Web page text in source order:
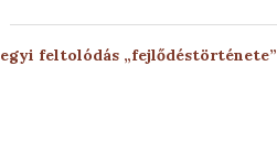
feltolódás „fejlődéstörténete”